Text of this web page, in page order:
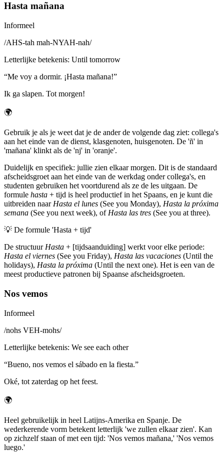
Hasta mañana
Informeel
/AHS-tah mah-NYAH-nah/
Letterlijke betekenis: Until tomorrow
“Me voy a dormir. ¡Hasta mañana!”
Ik ga slapen. Tot morgen!
🌍
Gebruik je als je weet dat je de ander de volgende dag ziet: collega's
aan het einde van de dienst, klasgenoten, huisgenoten. De 'ñ' in
'mañana' klinkt als de 'nj' in 'oranje'.
Duidelijk en specifiek: jullie zien elkaar morgen. Dit is de standaard
afscheidsgroet aan het einde van de werkdag onder collega's, en
studenten gebruiken het voortdurend als ze de les uitgaan. De
formule hasta + tijd is heel productief in het Spaans, en je kunt die
uitbreiden naar Hasta el lunes (See you Monday), Hasta la próxima
semana (See you next week), of Hasta las tres (See you at three).
💡 De formule 'Hasta + tijd'
De structuur Hasta + [tijdsaanduiding] werkt voor elke periode:
Hasta el viernes (See you Friday), Hasta las vacaciones (Until the
holidays), Hasta la próxima (Until the next one). Het is een van de
meest productieve patronen bij Spaanse afscheidsgroeten.
Nos vemos
Informeel
/nohs VEH-mohs/
Letterlijke betekenis: We see each other
“Bueno, nos vemos el sábado en la fiesta.”
Oké, tot zaterdag op het feest.
🌍
Heel gebruikelijk in heel Latijns-Amerika en Spanje. De
wederkerende vorm betekent letterlijk 'we zullen elkaar zien'. Kan
op zichzelf staan of met een tijd: 'Nos vemos mañana,' 'Nos vemos
luego.'